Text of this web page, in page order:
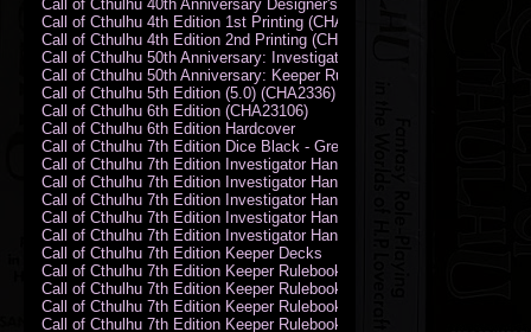
Call of Cthulhu 40th Anniversary Designer's Edition 2009-DX
Call of Cthulhu 4th Edition 1st Printing (CHA2324)
Call of Cthulhu 4th Edition 2nd Printing (CHA2324)
Call of Cthulhu 50th Anniversary: Investigator Handbook (PDF)
Call of Cthulhu 50th Anniversary: Keeper Rulebook (PDF)
Call of Cthulhu 5th Edition (5.0) (CHA2336)
Call of Cthulhu 6th Edition (CHA23106)
Call of Cthulhu 6th Edition Hardcover
Call of Cthulhu 7th Edition Dice Black - Green
Call of Cthulhu 7th Edition Investigator Handbook (PDF)
Call of Cthulhu 7th Edition Investigator Handbook Backer Proof (PDF)
Call of Cthulhu 7th Edition Investigator Handbook Hardcover
Call of Cthulhu 7th Edition Investigator Handbook Leatherette
Call of Cthulhu 7th Edition Investigator Handbook Softcover
Call of Cthulhu 7th Edition Keeper Decks
Call of Cthulhu 7th Edition Keeper Rulebook (PDF)
Call of Cthulhu 7th Edition Keeper Rulebook Backer Proof (PDF)
Call of Cthulhu 7th Edition Keeper Rulebook Hardcover
Call of Cthulhu 7th Edition Keeper Rulebook Leatherette